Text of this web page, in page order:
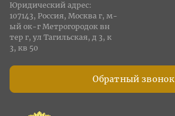
Обратный звонок
Юридический адрес:
107143, Россия, Москва г, м-
ый ок-г Метрогородок вн
тер г, ул Тагильская, д 3, к
3, кв 50